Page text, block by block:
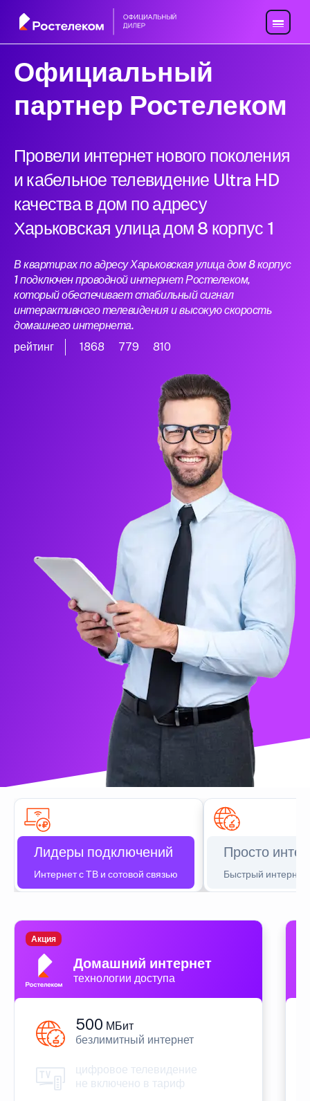
Официальный
партнер Ростелеком
Провели интернет нового поколения
и кабельное телевидение Ultra HD
качества в дом по адресу
Харьковская улица дом 8 корпус 1
В квартирах по адресу Харьковская улица дом 8 корпус
1 подключен проводной интернет Ростелеком,
который обеспечивает стабильный сигнал
интерактивного телевидения и высокую скорость
домашнего интернета.
рейтинг
1868 779 810
Лидеры подключений
Интернет с ТВ и сотовой связью
Просто
Быстрый интернет
Домашний интернет
технологии доступа
Акция
500 МБит
безлимитный интернет
цифровое телевидение
не включено в тариф